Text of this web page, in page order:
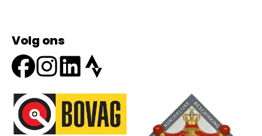
Volg ons
Onze partners